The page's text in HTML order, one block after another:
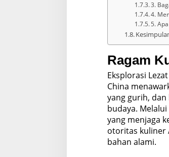
3.
4.
5.
Ragam
Eksplorasi
China
yang gurih,
budaya.
yang menjaga
otoritas kuliner
bahan alami.